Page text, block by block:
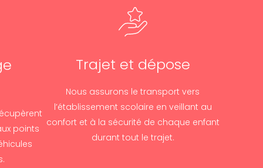
points
Trajet et dépose
Nous assurons le transport vers
l’établissement scolaire en veillant au
confort et à la sécurité de chaque enfant
durant tout le trajet.